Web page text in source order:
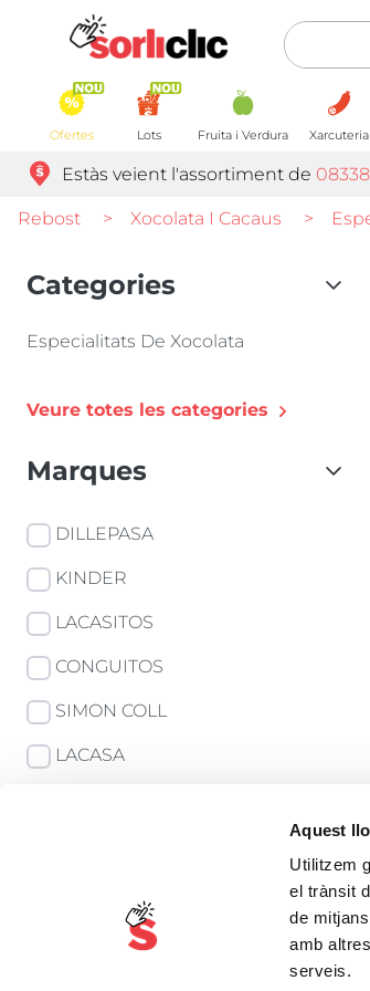
Aquest
Utilitzem
el trànsit
de
amb
serveis.
Ofertes Lots Fruita i Verdura Xarcuteria
Estàs veient l'assortiment de 08338
Rebost > Xocolata I Cacaus >
Categories
Especialitats De Xocolata
Veure totes les categories
Marques
DILLEPASA
KINDER
LACASITOS
CONGUITOS
SIMON COLL
LACASA
Agrupacions